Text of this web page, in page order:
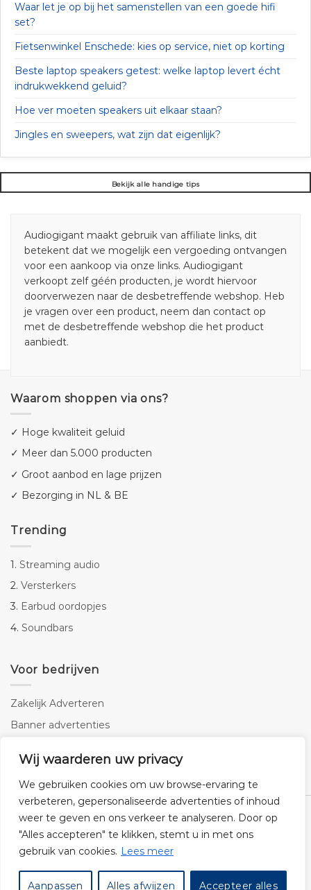
Wij waarderen uw privacy
We gebruiken cookies om uw browse-ervaring te
verbeteren, gepersonaliseerde advertenties of inhoud
weer te geven en ons verkeer te analyseren. Door op
"Alles accepteren" te klikken, stemt u in met ons
gebruik van cookies. Lees meer
Aanpassen Alles afwijzen Accepteer alles
Waar let je op bij het samenstellen van een goede hifi
set?
Fietsenwinkel Enschede: kies op service, niet op korting
Beste laptop speakers getest: welke laptop levert écht
indrukwekkend geluid?
Hoe ver moeten speakers uit elkaar staan?
Jingles en sweepers, wat zijn dat eigenlijk?
Bekijk alle handige tips
Audiogigant maakt gebruik van affiliate links, dit
betekent dat we mogelijk een vergoeding ontvangen
voor een aankoop via onze links. Audiogigant
verkoopt zelf géén producten, je wordt hiervoor
doorverwezen naar de desbetreffende webshop. Heb
je vragen over een product, neem dan contact op
met de desbetreffende webshop die het product
aanbiedt.
Waarom shoppen via ons?
✓ Hoge kwaliteit geluid
✓ Meer dan 5.000 producten
✓ Groot aanbod en lage prijzen
✓ Bezorging in NL & BE
Trending
1. Streaming audio
2. Versterkers
3. Earbud oordopjes
4. Soundbars
Voor bedrijven
Zakelijk Adverteren
Banner advertenties
SEO copywriting